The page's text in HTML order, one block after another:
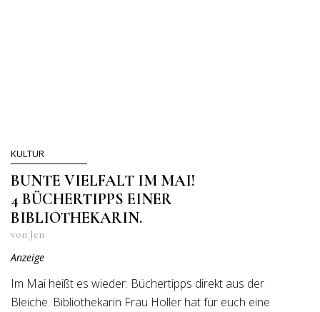
KULTUR
BUNTE VIELFALT IM MAI!
4 BÜCHERTIPPS EINER
BIBLIOTHEKARIN.
von Jen
Anzeige
Im Mai heißt es wieder: Büchertipps direkt aus der
Bleiche. Bibliothekarin Frau Holler hat für euch eine